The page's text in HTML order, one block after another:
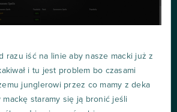
razu iść na linie aby nasze macki już z
i tu jest problem bo czasami
junglerowi przez co mamy z deka
mackę staramy się ją bronić jeśli